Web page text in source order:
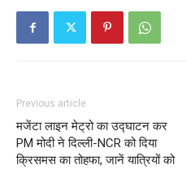
Previous article
मजेंटा लाइन मेट्रो का उद्घाटन कर
PM मोदी ने दिल्ली-NCR को दिया
क्रिसमस का तोहफा, जानें यात्रियों को